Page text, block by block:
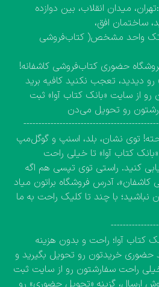
میدان انقلاب، بین دوازده
ساختمان افق،
اول تک واحد مشخص( کتاب‌فروشی
حضوری کتاب‌فروشی کاشفانه!
رو دیدید، تعجب نکنید کافیه برید
رو از سایت «بانک کتاب آوا» ثبت
رو تحویل می‌دن
توی نشان، بلد، اسنپ و گوگل‌مپ
کتاب آوا» تا خیلی راحت
کنید. راستی توی تپسی هم اگه
آدرس فروشگاه براتون میاد
نباشید؛ با چند تا کلیک راحت به ما
کتاب آوا؛ راحت و بدون هزینه
حضوری خریدتون رو تحویل بگیرید و
خیلی راحت سفارشتون رو از سایت ثبت
ارسال، گزینه «تحویل حضوری» رو